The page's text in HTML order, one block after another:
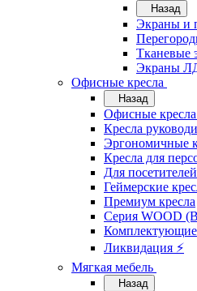
Назад
Экраны и
Тканевые
Экраны
Офисные кресла
Назад
Офисные кресла
Кресла
Эргономичные
Кресла для
Для посетителей
Геймерские
Премиум кресла
Серия WOOD
Комплектующие
Ликвидация ⚡
Мягкая мебель
Назад